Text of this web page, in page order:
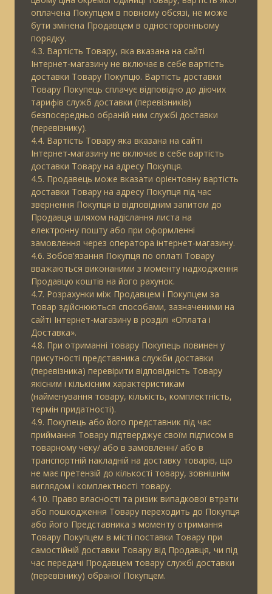
оплачена Покупцем в повному обсязі, не може
бути змінена Продавцем в односторонньому
порядку.
4.3. Вартість Товару, яка вказана на сайті
Інтернет-магазину не включає в себе вартість
доставки Товару Покупцю. Вартість доставки
Товару Покупець сплачує відповідно до діючих
тарифів служб доставки (перевізників)
безпосередньо обраній ним службі доставки
(перевізнику).
4.4. Вартість Товару яка вказана на сайті
Інтернет-магазину не включає в себе вартість
доставки Товару на адресу Покупця.
4.5. Продавець може вказати орієнтовну вартість
доставки Товару на адресу Покупця під час
звернення Покупця із відповідним запитом до
Продавця шляхом надіслання листа на
електронну пошту або при оформленні
замовлення через оператора інтернет-магазину.
4.6. Зобов'язання Покупця по оплаті Товару
вважаються виконаними з моменту надходження
Продавцю коштів на його рахунок.
4.7. Розрахунки між Продавцем і Покупцем за
Товар здійснюються способами, зазначеними на
сайті Інтернет-магазину в розділі «Оплата і
Доставка».
4.8. При отриманні товару Покупець повинен у
присутності представника служби доставки
(перевізника) перевірити відповідність Товару
якісним і кількісним характеристикам
(найменування товару, кількість, комплектність,
термін придатності).
4.9. Покупець або його представник під час
приймання Товару підтверджує своїм підписом в
товарному чеку/ або в замовленні/ або в
транспортній накладній на доставку товарів, що
не має претензій до кількості товару, зовнішнім
виглядом і комплектності товару.
4.10. Право власності та ризик випадкової втрати
або пошкодження Товару переходить до Покупця
або його Представника з моменту отримання
Товару Покупцем в місті поставки Товару при
самостійній доставки Товару від Продавця, чи під
час передачі Продавцем товару службі доставки
(перевізнику) обраної Покупцем.